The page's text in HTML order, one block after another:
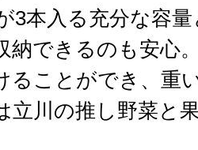
3本入る充分な容
納できるのも安心
ることができ、重
立川の推し野菜と